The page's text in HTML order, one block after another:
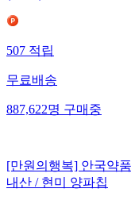
507 적립
무료배송
887,622명 구매중
[만원의행복] 안국약
내산 / 현미 양파칩